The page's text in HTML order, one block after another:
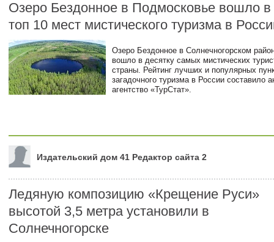
Озеро Бездонное в Подмосковье вошло в
топ 10 мест мистического туризма в
Озеро Бездонное в Солнечногорском
вошло в десятку самых мистических
страны. Рейтинг лучших и популярных
загадочного туризма в России составило
агентство «ТурСтат».
Издательский дом 41 Редактор сайта 2
Ледяную композицию «Крещение Руси»
высотой 3,5 метра установили в
Солнечногорске